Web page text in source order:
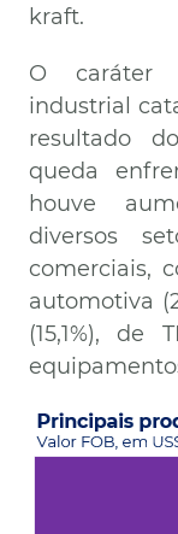
kraft.
O caráter
industrial
resultado
queda
houve
diversos
comerciais,
automotiva
(15,1%), de